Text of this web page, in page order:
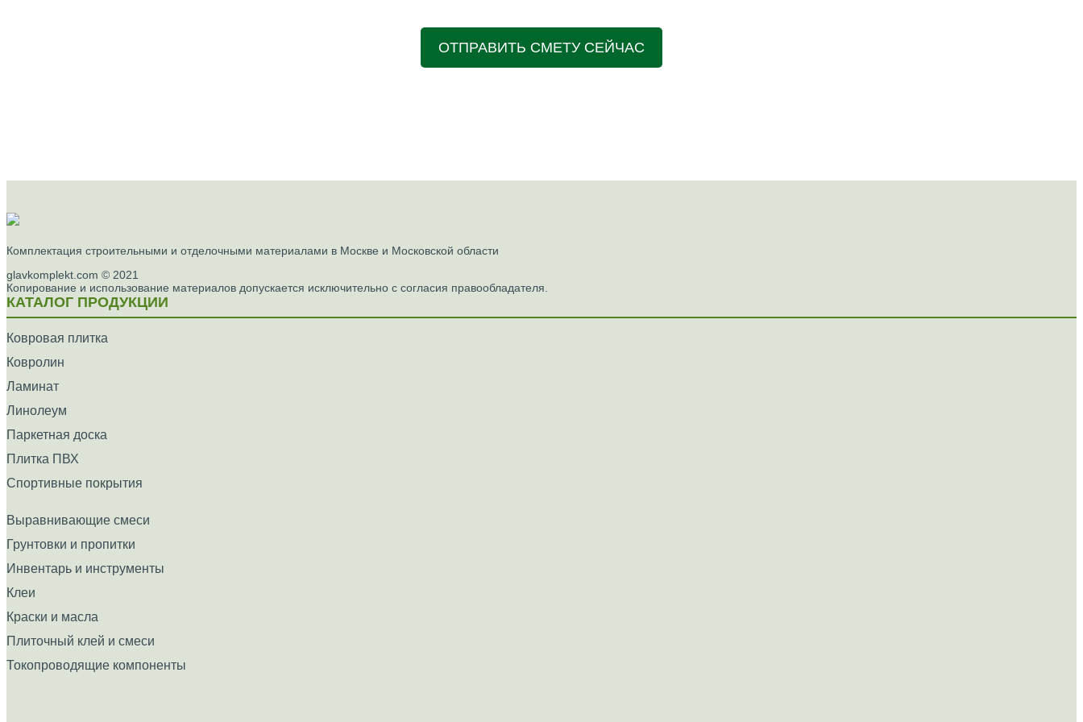
ОТПРАВИТЬ СМЕТУ СЕЙЧАС
Комплектация строительными и отделочными материалами в Москве и Московской области
glavkomplekt.com © 2021
Копирование и использование материалов допускается исключительно с согласия правообладателя.
КАТАЛОГ ПРОДУКЦИИ
Ковровая плитка
Ковролин
Ламинат
Линолеум
Паркетная доска
Плитка ПВХ
Спортивные покрытия
Выравнивающие смеси
Грунтовки и пропитки
Инвентарь и инструменты
Клеи
Краски и масла
Плиточный клей и смеси
Токопроводящие компоненты